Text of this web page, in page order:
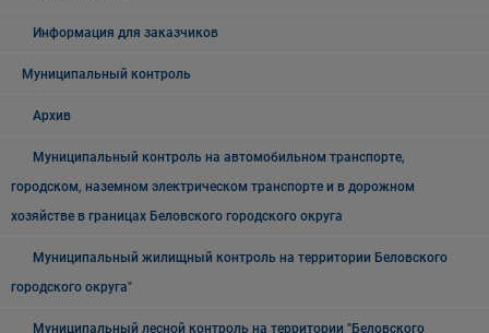
Информация для заказчиков
Муниципальный контроль
Архив
Муниципальный контроль на автомобильном транспорте,
городском, наземном электрическом транспорте и в дорожном
хозяйстве в границах Беловского городского округа
Муниципальный жилищный контроль на территории Беловского
городского округа"
Муниципальный лесной контроль на территории "Беловского